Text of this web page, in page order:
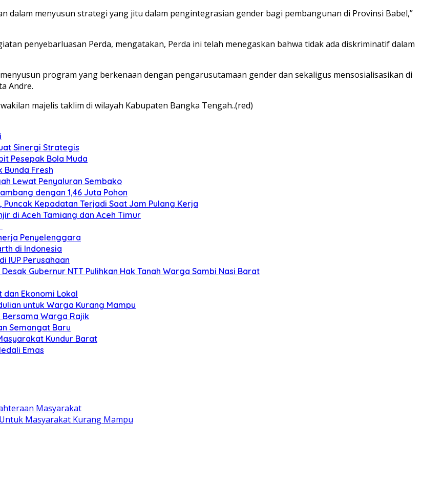
dalam menyusun strategi yang jitu dalam pengintegrasian gender bagi pembangunan di Provinsi Babel,”
penyebarluasan Perda, mengatakan, Perda ini telah menegaskan bahwa tidak ada diskriminatif dalam
program yang berkenaan dengan pengarusutamaan gender dan sekaligus mensosialisasikan di
Andre.
majelis taklim di wilayah Kabupaten Bangka Tengah..(red)
Sinergi Strategis
Pesepak Bola Muda
Bunda Fresh
Lewat Penyaluran Sembako
dengan 1,46 Juta Pohon
Kepadatan Terjadi Saat Jam Pulang Kerja
di Aceh Tamiang dan Aceh Timur
Penyelenggara
di Indonesia
IUP Perusahaan
Gubernur NTT Pulihkan Hak Tanah Warga Sambi Nasi Barat
dan Ekonomi Lokal
untuk Warga Kurang Mampu
Bersama Warga Rajik
Semangat Baru
Kundur Barat
Emas
Masyarakat
Masyarakat Kurang Mampu